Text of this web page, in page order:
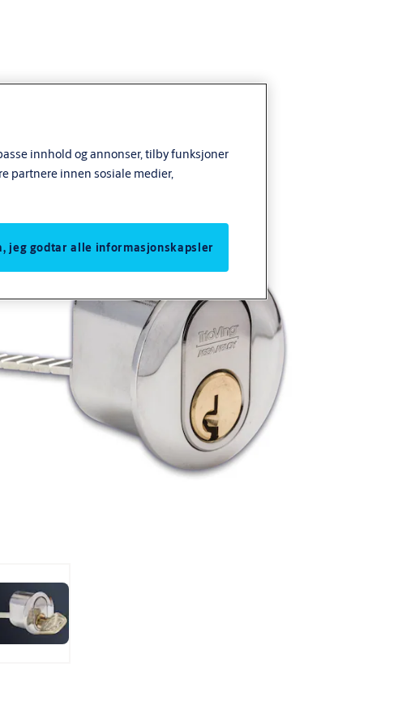
innhold og annonser, tilby funksjoner
partnere innen sosiale medier,
jeg godtar alle informasjonskapsler